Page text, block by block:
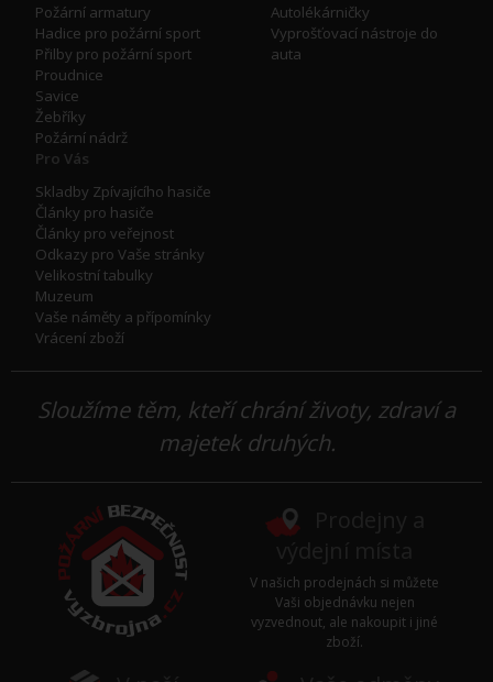
Požární armatury
Hadice pro požární sport
Přilby pro požární sport
Proudnice
Savice
Žebříky
Požární nádrž
Autolékárničky
Vyprošťovací nástroje do
auta
Pro Vás
Skladby Zpívajícího hasiče
Články pro hasiče
Články pro veřejnost
Odkazy pro Vaše stránky
Velikostní tabulky
Muzeum
Vaše náměty a přípomínky
Vrácení zboží
Sloužíme těm, kteří chrání životy, zdraví a
majetek druhých.
V našich prodejnách si můžete
Vaši objednávku nejen
vyzvednout, ale nakoupit i jiné
zboží.